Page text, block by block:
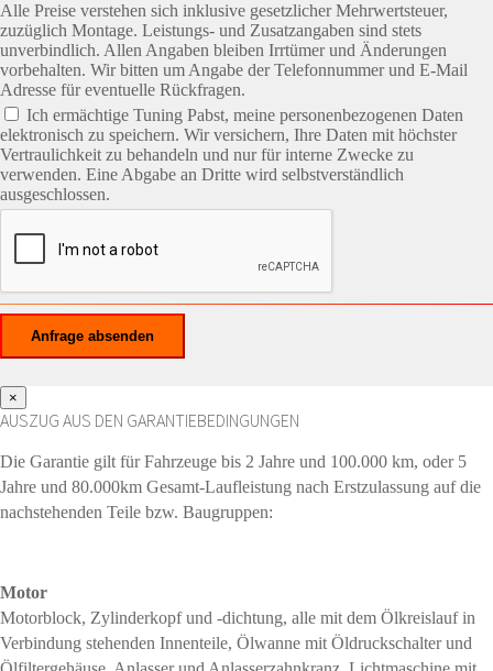
Alle Preise verstehen sich inklusive gesetzlicher Mehrwertsteuer,
zuzüglich Montage. Leistungs- und Zusatzangaben sind stets
unverbindlich. Allen Angaben bleiben Irrtümer und Änderungen
vorbehalten. Wir bitten um Angabe der Telefonnummer und E-Mail
Adresse für eventuelle Rückfragen.
Ich ermächtige Tuning Pabst, meine personenbezogenen Daten
elektronisch zu speichern. Wir versichern, Ihre Daten mit höchster
Vertraulichkeit zu behandeln und nur für interne Zwecke zu
verwenden. Eine Abgabe an Dritte wird selbstverständlich
ausgeschlossen.
×
AUSZUG AUS DEN GARANTIEBEDINGUNGEN
Die Garantie gilt für Fahrzeuge bis 2 Jahre und 100.000 km, oder 5
Jahre und 80.000km Gesamt-Laufleistung nach Erstzulassung auf die
nachstehenden Teile bzw. Baugruppen:
Motor
Motorblock, Zylinderkopf und -dichtung, alle mit dem Ölkreislauf in
Verbindung stehenden Innenteile, Ölwanne mit Öldruckschalter und